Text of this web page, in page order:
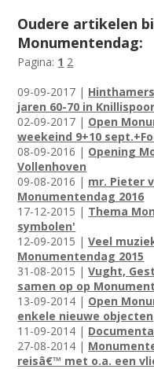
Oudere artikelen
Monumentendag:
Pagina: 1 2
09-09-2017 |
jaren 60-70 in
02-09-2017 | Open
weekeind 9+10
08-09-2016 | Opening
Vollenhoven
09-08-2016 | mr. Pieter
Monumentendag 2016
17-12-2015 | Thema
symbolen'
12-09-2015 |Veel
Monumentendag 2015
31-08-2015 |Vught,
samen op op
13-09-2014 | Open
enkele nieuwe objecten
11-09-2014 |
27-08-2014 |
reisâ€™ met o.a. een